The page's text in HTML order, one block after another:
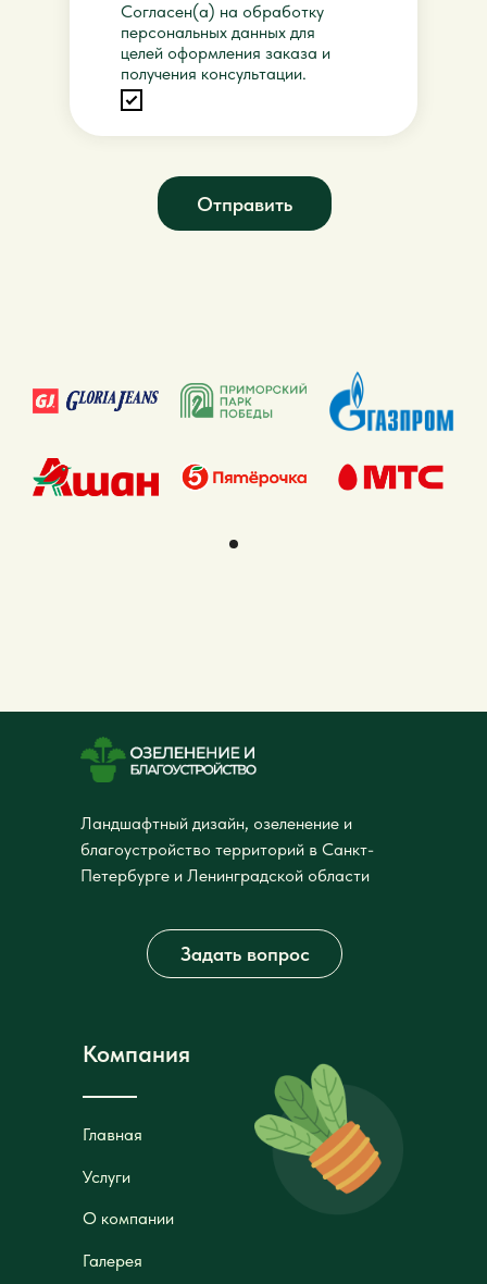
Согласен(а) на обработку
персональных данных для
целей оформления заказа и
получения консультации.
Отправить
Петербурге и Ленинградской области
Задать вопрос
Контакты
Контакты
Новости
Новости
Галерея
Галерея
О компании
О компании
Услуги
Услуги
Компания